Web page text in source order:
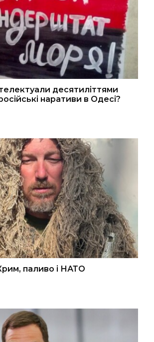
десятиліттями
наративи в Одесі?
паливо і НАТО